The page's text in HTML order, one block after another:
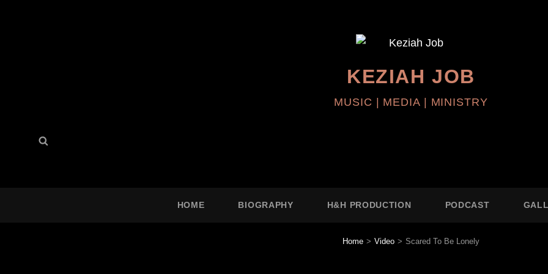
KEZIAH JOB
MUSIC | MEDIA | MINISTRY
Search
HOME BIOGRAPHY H&H PRODUCTION PODCAST
Home > Video > Scared To Be Lonely